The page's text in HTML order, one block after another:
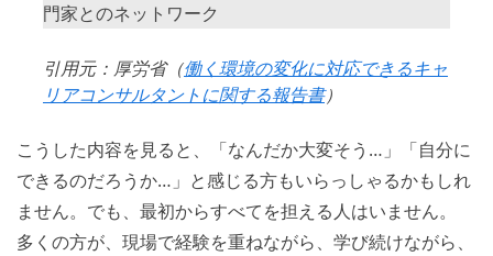
門家とのネットワーク
引用元：厚労省（働く環境の変化に対応できるキャ
リアコンサルタントに関する報告書）
こうした内容を見ると、「なんだか大変そう…」「自分に
できるのだろうか…」と感じる方もいらっしゃるかもしれ
ません。でも、最初からすべてを担える人はいません。
多くの方が、現場で経験を重ねながら、学び続けながら、